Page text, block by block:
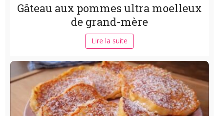
Gâteau aux pommes ultra moelleux
de grand-mère
Lire la suite